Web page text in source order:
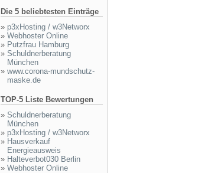
Die 5 beliebtesten Einträge
» p3xHosting / w3Networx
» Webhoster Online
» Putzfrau Hamburg
» Schuldnerberatung
München
» www.corona-mundschutz-
maske.de
TOP-5 Liste Bewertungen
» Schuldnerberatung
München
» p3xHosting / w3Networx
» Hausverkauf
Energieausweis
» Halteverbot030 Berlin
» Webhoster Online